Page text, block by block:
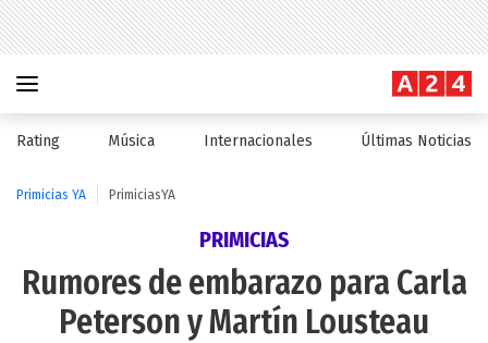
Rating Música Internacionales Últimas Noticias
Primicias YA PrimiciasYA
PRIMICIAS
Rumores de embarazo para Carla
Peterson y Martín Lousteau